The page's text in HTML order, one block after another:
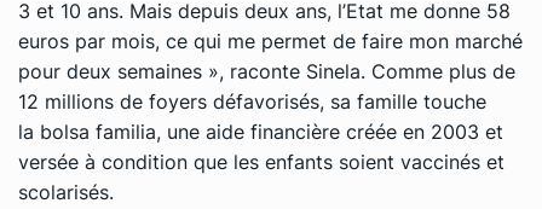
3 et 10 ans. Mais depuis deux ans, l’Etat me donne 58
euros par mois, ce qui me permet de faire mon marché
pour deux semaines », raconte Sinela. Comme plus de
12 millions de foyers défavorisés, sa famille touche
la bolsa familia, une aide financière créée en 2003 et
versée à condition que les enfants soient vaccinés et
scolarisés.